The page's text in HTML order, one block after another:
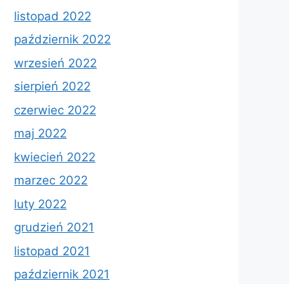
listopad 2022
październik 2022
wrzesień 2022
sierpień 2022
czerwiec 2022
maj 2022
kwiecień 2022
marzec 2022
luty 2022
grudzień 2021
listopad 2021
październik 2021